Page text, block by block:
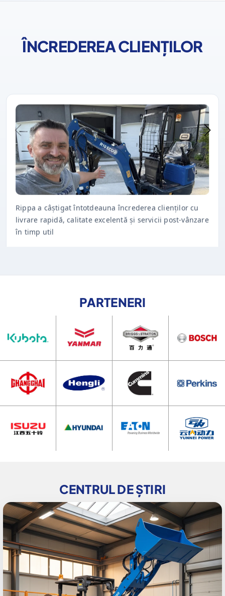
ÎNCREDEREA CLIENȚILOR
Rippa a câștigat întotdeauna încrederea clienților cu
livrare rapidă, calitate excelentă și servicii post-vânzare
în timp util
PARTENERI
CENTRUL DE ȘTIRI